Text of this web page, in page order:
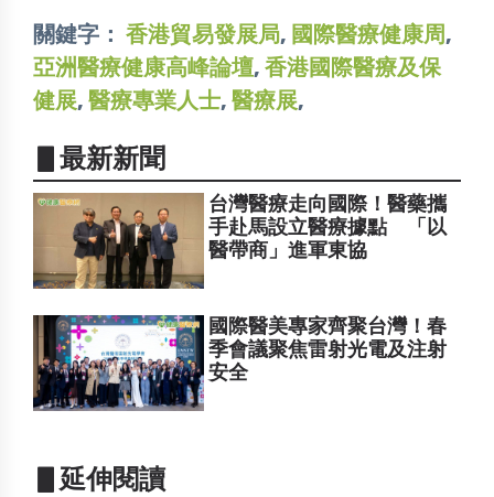
關鍵字： 香港貿易發展局, 國際醫療健康周,
亞洲醫療健康高峰論壇, 香港國際醫療及保
健展, 醫療專業人士, 醫療展,
▋最新新聞
台灣醫療走向國際！醫藥攜
手赴馬設立醫療據點 「以
醫帶商」進軍東協
國際醫美專家齊聚台灣！春
季會議聚焦雷射光電及注射
安全
▋延伸閱讀